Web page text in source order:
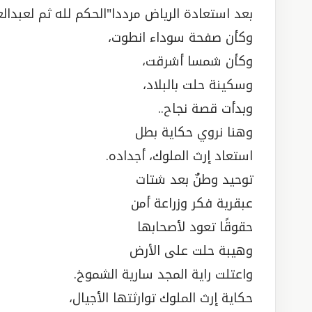
بعد استعادة الرياض مرددا"الحكم لله ثم
وكأن صفحة سوداء انطوت،
وكأن شمسا أشرقت،
وسكينة حلت بالبلاد،
وبدأت قصة نجاح..
وهنا نروي حكاية بطل
استعاد إرث الملوك، أجداده.
توحيد وطنٌ بعد شتات
عبقرية فكر وزراعة أمن
حقوقًا تعود لأصحابها
وهيبة حلت على الأرض
واعتلت راية المجد سارية الشموخ.
حكاية إرث الملوك توارثتها الأجيال،